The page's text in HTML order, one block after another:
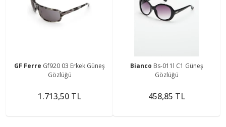
GF Ferre Gf920 03 Erkek Güneş
Gözlüğü
1.713,50 TL
Bianco Bs-011l C1 Güneş
Gözlüğü
458,85 TL